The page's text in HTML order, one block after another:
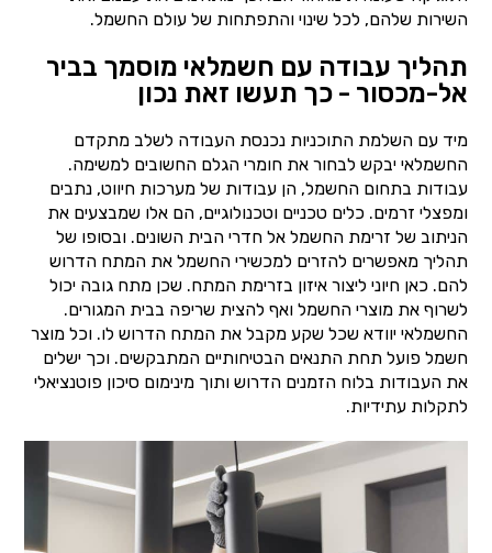
השירות שלהם, לכל שינוי והתפתחות של עולם החשמל.
תהליך עבודה עם חשמלאי מוסמך בביר
אל-מכסור - כך תעשו זאת נכון
מיד עם השלמת התוכניות נכנסת העבודה לשלב מתקדם
החשמלאי יבקש לבחור את חומרי הגלם החשובים למשימה.
עבודות בתחום החשמל, הן עבודות של מערכות חיווט, נתבים
ומפצלי זרמים. כלים טכניים וטכנולוגיים, הם אלו שמבצעים את
הניתוב של זרימת החשמל אל חדרי הבית השונים. ובסופו של
תהליך מאפשרים להזרים למכשירי החשמל את המתח הדרוש
להם. כאן חיוני ליצור איזון בזרימת המתח. שכן מתח גובה יכול
לשרוף את מוצרי החשמל ואף להצית שריפה בבית המגורים.
החשמלאי יוודא שכל שקע מקבל את המתח הדרוש לו. וכל מוצר
חשמל פועל תחת התנאים הבטיחותיים המתבקשים. וכך ישלים
את העבודות בלוח הזמנים הדרוש ותוך מינימום סיכון פוטנציאלי
לתקלות עתידיות.